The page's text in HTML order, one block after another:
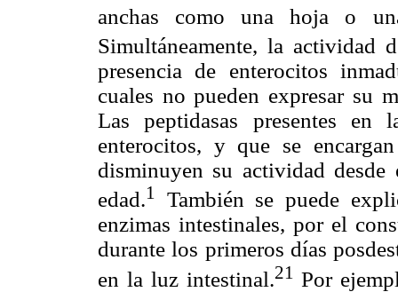
anchas como una hoja o
Simultáneamente, la actividad
presencia de enterocitos
cuales no pueden expresar su
Las peptidasas presentes
enterocitos, y que se
disminuyen su actividad
edad.1
También se puede
enzimas intestinales, por el
durante los primeros días
en la luz intestinal.21 Por